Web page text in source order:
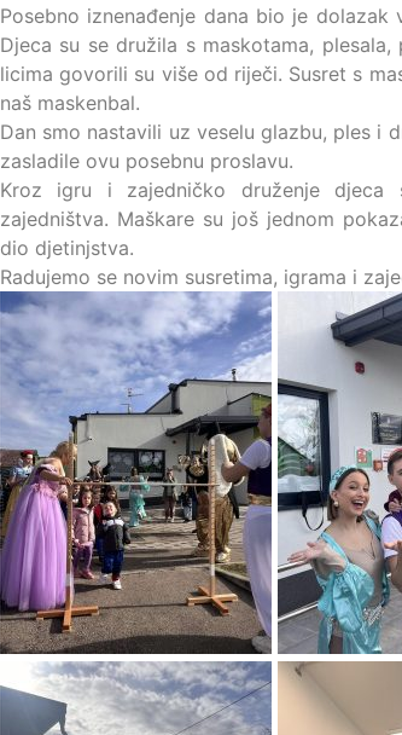
Posebno iznenađenje dana bio je
Djeca su se družila s maskotama,
licima govorili su više od riječi. Susret s
naš maskenbal.
Dan smo nastavili uz veselu glazbu, ples i
zasladile ovu posebnu proslavu.
Kroz igru i zajedničko druženje djeca
zajedništva. Maškare su još jednom
dio djetinjstva.
Radujemo se novim susretima, igrama i